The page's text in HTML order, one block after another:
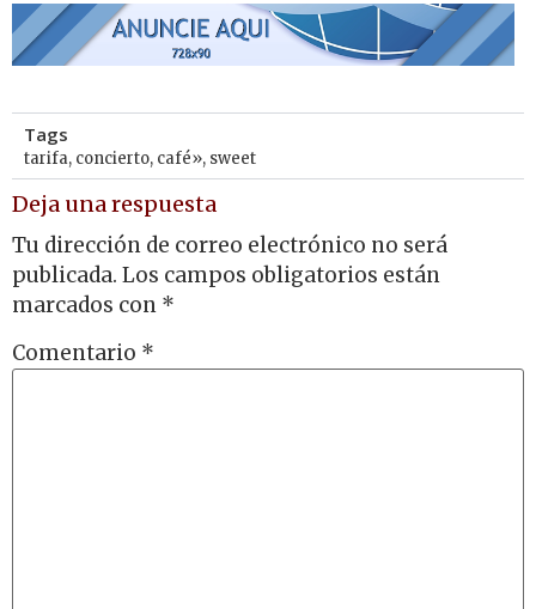
Tags
tarifa, concierto, café», sweet
Deja una respuesta
Tu dirección de correo electrónico no será
publicada. Los campos obligatorios están
marcados con *
Comentario *